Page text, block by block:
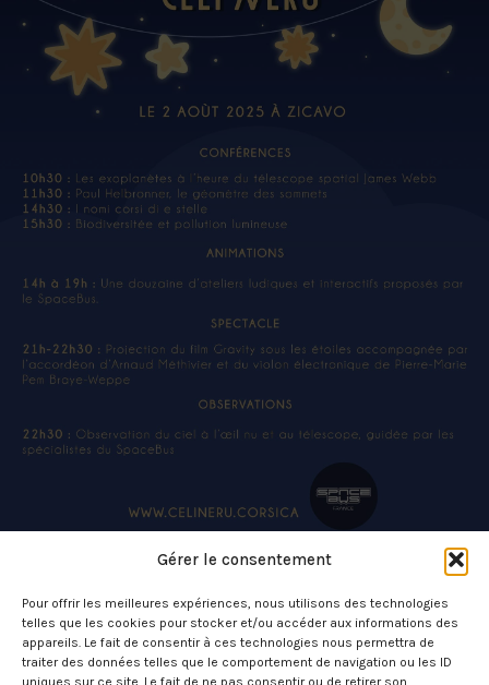
Gérer le consentement
Pour offrir les meilleures expériences, nous utilisons des technologies
telles que les cookies pour stocker et/ou accéder aux informations des
appareils. Le fait de consentir à ces technologies nous permettra de
traiter des données telles que le comportement de navigation ou les ID
uniques sur ce site. Le fait de ne pas consentir ou de retirer son